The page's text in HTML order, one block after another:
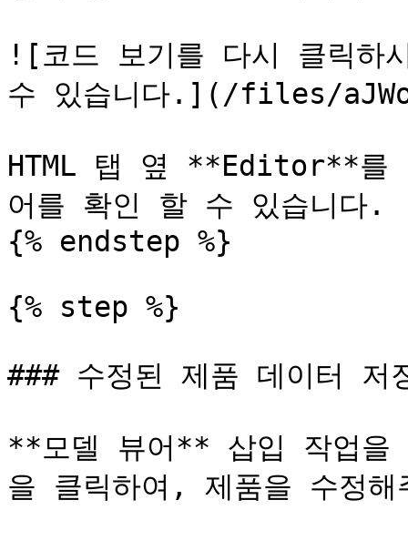
![코드 보기를 다시 클릭하
수 있습니다.](/files/
HTML 탭 옆 **Editor**를
어를 확인 할 수 있습니다.
{% endstep %}
{% step %}
### 수정된 제품 데이터 저
**모델 뷰어** 삽입 작업
을 클릭하여, 제품을 수정해